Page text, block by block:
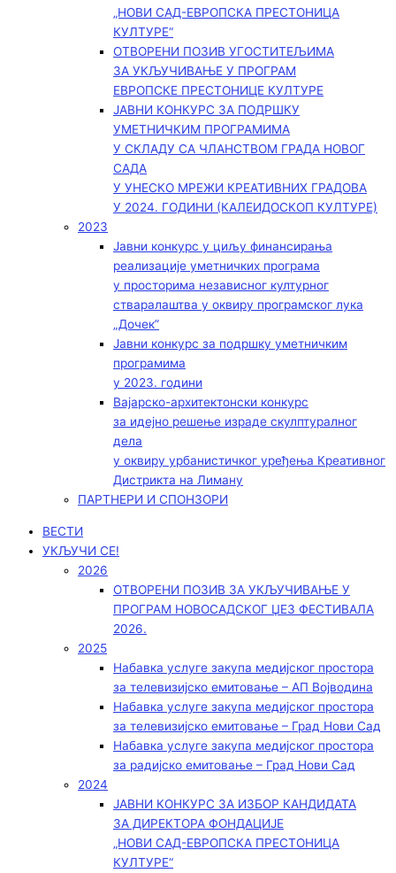
„НОВИ САД-ЕВРОПСКА ПРЕСТОНИЦА
КУЛТУРЕ“
ОТВОРЕНИ ПОЗИВ УГОСТИТЕЉИМА
ЗА УКЉУЧИВАЊЕ У ПРОГРАМ
ЕВРОПСКЕ ПРЕСТОНИЦЕ КУЛТУРЕ
ЈАВНИ КОНКУРС ЗА ПОДРШКУ
УМЕТНИЧКИМ ПРОГРАМИМА
У СКЛАДУ СА ЧЛАНСТВОМ ГРАДА НОВОГ
САДА
У УНЕСКО МРЕЖИ КРЕАТИВНИХ ГРАДОВА
У 2024. ГОДИНИ (КАЛЕИДОСКОП КУЛТУРЕ)
2023
Јавни конкурс у циљу финансирања
реализације уметничких програма
у просторима независног културног
стваралаштва у оквиру програмског лука
„Дочек”
Јавни конкурс за подршку уметничким
програмима
у 2023. години
Вајарско-архитектонски конкурс
за идејно решење израде скулптуралног
дела
у оквиру урбанистичког уређења Креативног
Дистрикта на Лиману
ПАРТНЕРИ И СПОНЗОРИ
ВЕСТИ
УКЉУЧИ СЕ!
2026
ОТВОРЕНИ ПОЗИВ ЗА УКЉУЧИВАЊЕ У
ПРОГРАМ НОВОСАДСКОГ ЏЕЗ ФЕСТИВАЛА
2026.
2025
Набавка услуге закупа медијског простора
за телевизијско емитовање – АП Војводинa
Набавка услуге закупа медијског простора
за телевизијско емитовање – Град Нови Сад
Набавка услуге закупа медијског простора
за радијско емитовање – Град Нови Сад
2024
ЈАВНИ КОНКУРС ЗА ИЗБОР КАНДИДАТА
ЗА ДИРЕКТОРА ФОНДАЦИЈЕ
„НОВИ САД-ЕВРОПСКА ПРЕСТОНИЦА
КУЛТУРЕ“